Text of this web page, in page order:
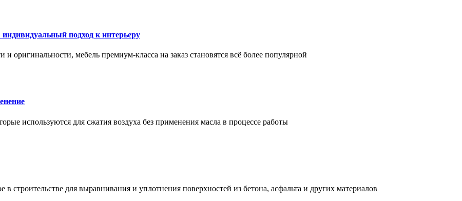
подход к интерьеру
оригинальности, мебель премиум-класса на заказ становятся всё более популярной
используются для сжатия воздуха без применения масла в процессе работы
для выравнивания и уплотнения поверхностей из бетона, асфальта и других материалов